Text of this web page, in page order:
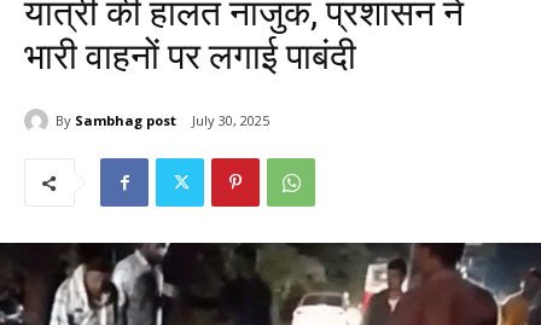
यात्री की हालत नाजुक, प्रशासन ने
भारी वाहनों पर लगाई पाबंदी
By Sambhag post July 30, 2025